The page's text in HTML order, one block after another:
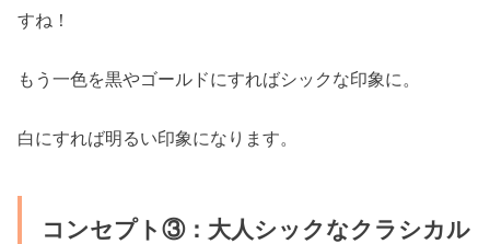
すね！
もう一色を黒やゴールドにすればシックな印象に。
白にすれば明るい印象になります。
コンセプト③：大人シックなクラシカル